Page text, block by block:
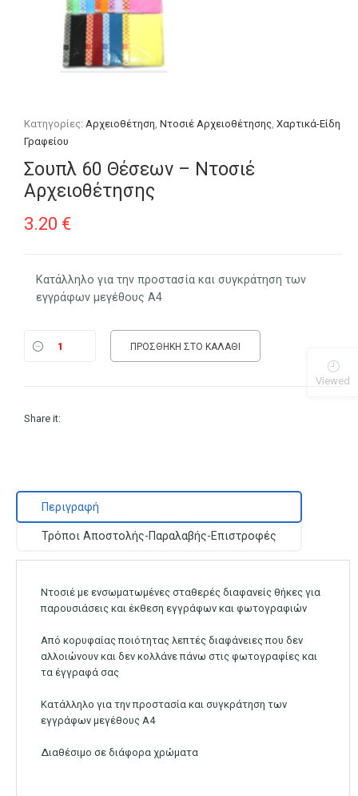
Κατηγορίες:Αρχειοθέτηση,Ντοσιέ Αρχειοθέτησης,Χαρτικά-Είδη
Γραφείου
Σουπλ 60 Θέσεων – Ντοσιέ
Αρχειοθέτησης
3.20 €
Κατάλληλο για την προστασία και συγκράτηση των
εγγράφων μεγέθους Α4
ΠΡΟΣΘΉΚΗ ΣΤΟ ΚΑΛΆΘΙ
Share it:
Περιγραφή
Τρόποι Αποστολής-Παραλαβής-Επιστροφές
Ντοσιέ με ενσωματωμένες σταθερές διαφανείς θήκες για
παρουσιάσεις και έκθεση εγγράφων και φωτογραφιών
Από κορυφαίας ποιότητας λεπτές διαφάνειες που δεν
αλλοιώνουν και δεν κολλάνε πάνω στις φωτογραφίες και
τα έγγραφά σας
Κατάλληλο για την προστασία και συγκράτηση των
εγγράφων μεγέθους Α4
Διαθέσιμο σε διάφορα χρώματα
Viewed